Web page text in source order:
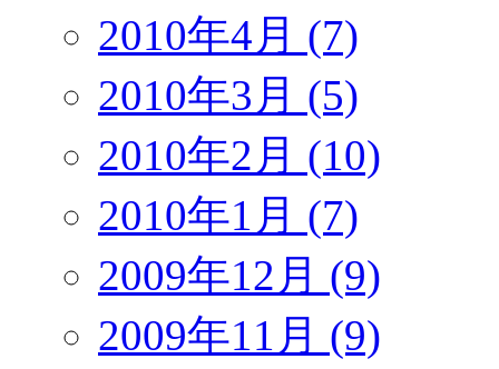
2010年4月 (7)
2010年3月 (5)
2010年2月 (10)
2010年1月 (7)
2009年12月 (9)
2009年11月 (9)